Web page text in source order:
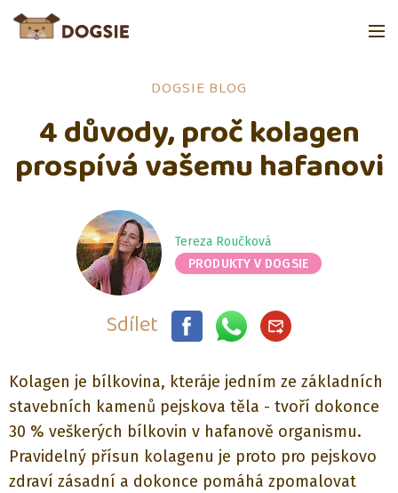
DOGSIE BLOG
4 důvody, proč kolagen
prospívá vašemu hafanovi
Tereza Roučková
PRODUKTY V DOGSIE
Sdílet
Kolagen je bílkovina, kteráje jedním ze základních
stavebních kamenů pejskova těla - tvoří dokonce
30 % veškerých bílkovin v hafanově organismu.
Pravidelný přísun kolagenu je proto pro pejskovo
zdraví zásadní a dokonce pomáhá zpomalovat